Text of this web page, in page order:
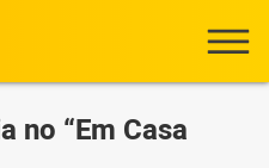
no “Em Casa